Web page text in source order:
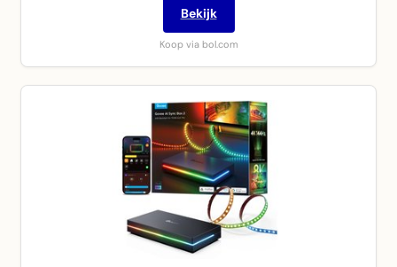
Bekijk
Koop via bol.com